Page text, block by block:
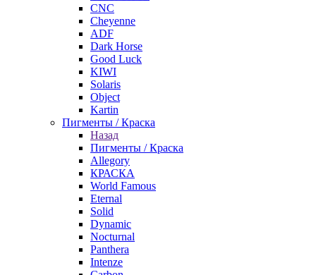
CNC
Cheyenne
ADF
Dark Horse
Good Luck
KIWI
Solaris
Object
Kartin
Пигменты / Краска
Назад
Пигменты / Краска
Allegory
КРАСКА
World Famous
Eternal
Solid
Dynamic
Nocturnal
Panthera
Intenze